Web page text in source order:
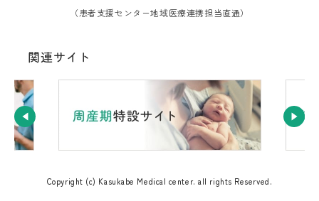
（患者支援センター地域医療連携担当直通）
関連サイト
Copyright (c) Kasukabe Medical center. all rights Reserved.